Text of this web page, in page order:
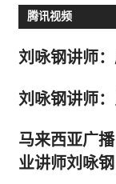
腾讯视频
刘咏钢讲师
刘咏钢讲师
马来西亚广
业讲师刘咏